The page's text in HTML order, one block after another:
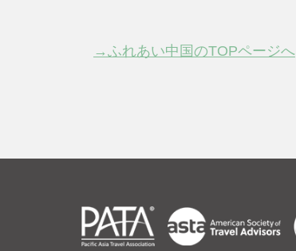
→ふれあい中国のTOPページへ